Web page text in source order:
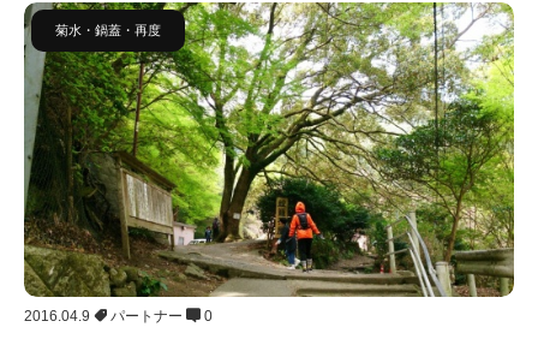
菊水・鍋蓋・再度
2016.04.9 パートナー 0